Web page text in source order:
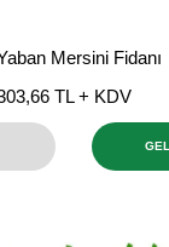
Mersini Fidanı
TL + KDV